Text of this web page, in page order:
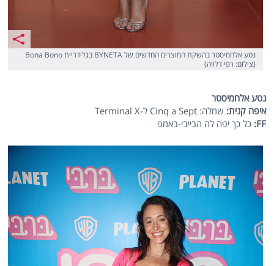
נטע אלחמיסטר בהשקת המוצרים החדשים של BYNETA בגלידריית Bona Bono
(צילום: רפי דלויה)
נטע אלחמיסטר
איפה קנית: שמלה: Cinq a Sept ל-Terminal X
FF
: כל כך יפה לה הבייבי-באמפ